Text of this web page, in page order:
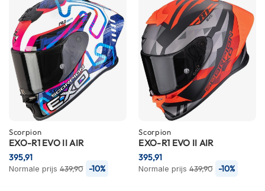
p
a
h
e
m
e
n
e
r
e
n
Scorpion
EXO-R1 EVO II AIR
Normale prijs 439,90 -10%
395,91
Scorpion
EXO-R1 EVO II AIR
Normale prijs 439,90 -10%
395,91